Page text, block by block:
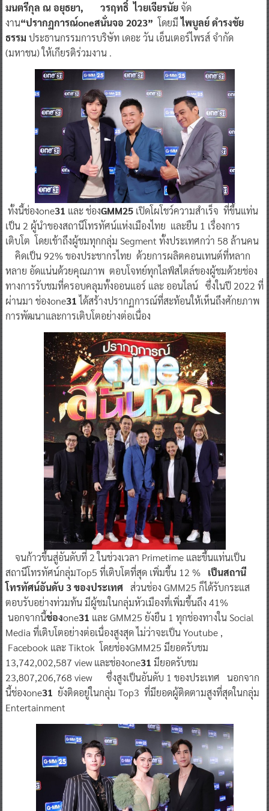
มนตรีกุล ณ อยุธยา, วรฤทธิ์ ไวยเจียรนัยจัด
งาน“ปรากฏการณ์oneสนั่นจอ 2023” โดยมีไพบูลย์ ดำรงชัย
ธรรม ประธานกรรมการบริษัท เดอะ วัน เอ็นเตอร์ไพรส์ จำกัด
(มหาชน) ให้เกียรติร่วมงาน .
ทั้งนี้ช่องone31 และ ช่องGMM25เปิดโผโชว์ความสำเร็จ ที่ขึ้นแท่น
เป็น 2 ผู้นำของสถานีโทรทัศน์แห่งเมืองไทย และยืน 1 เรื่องการ
เติบโต โดยเข้าถึงผู้ชมทุกกลุ่ม Segment ทั้งประเทศกว่า 58 ล้านคน
คิดเป็น 92% ของประชากรไทย ด้วยการผลิตคอนเทนต์ที่หลาก
หลาย อัดแน่นด้วยคุณภาพ ตอบโจทย์ทุกไลฟ์สไตล์ของผู้ชมด้วยช่อง
ทางการรับชมที่ครอบคลุมทั้งออนแอร์ และ ออนไลน์ ซึ่งในปี 2022 ที่
ผ่านมา ช่องone31ได้สร้างปรากฏการณ์ที่สะท้อนให้เห็นถึงศักยภาพ
การพัฒนาและการเติบโตอย่างต่อเนื่อง
จนก้าวขึ้นสู่อันดับที่ 2 ในช่วงเวลา Primetime และขึ้นแท่นเป็น
สถานีโทรทัศน์กลุ่มTop5 ที่เติบโตที่สุด เพิ่มขึ้น 12 % เป็นสถานี
โทรทัศน์อันดับ 3 ของประเทศส่วนช่อง GMM25 ก็ได้รับกระแส
ตอบรับอย่างท่วมท้น มีผู้ชมในกลุ่มหัวเมืองที่เพิ่มขึ้นถึง 41%
นอกจากนี้ช่องone31 และ GMM25 ยังยืน 1 ทุกช่องทางใน Social
Media ที่เติบโตอย่างต่อเนื่องสูงสุด ไม่ว่าจะเป็น Youtube ,
Facebook และ Tiktok โดยช่องGMM25 มียอดรับชม
13,742,002,587 view และช่องone31 มียอดรับชม
23,807,206,768 view ซึ่งสูงเป็นอันดับ 1 ของประเทศ นอกจาก
นี้ช่องone31 ยังติดอยู่ในกลุ่ม Top3 ที่มียอดผู้ติดตามสูงที่สุดในกลุ่ม
Entertainment